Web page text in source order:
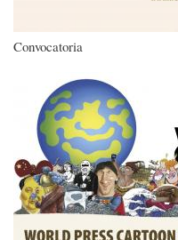
Convocatoria